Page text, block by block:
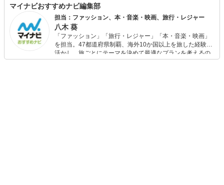
家デビュー。 80年代の音楽体験を描く『音楽とおじさん』
を夕刊フジzakzakにて3年間連載の実績あり。
マイナビおすすめナビ編集部
担当：ファッション、本・音楽・映画、旅行・レジャー
八木 葵
「ファッション」「旅行・レジャー」「本・音楽・映画」
を担当。47都道府県制覇、海外10か国以上を旅した経験を
活かし、旅ごとにテーマを決めて最適なプランを考えるの
が得意。また、アパレルショップでの販売経験もあり。誰